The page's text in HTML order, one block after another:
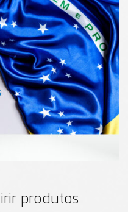
produtos